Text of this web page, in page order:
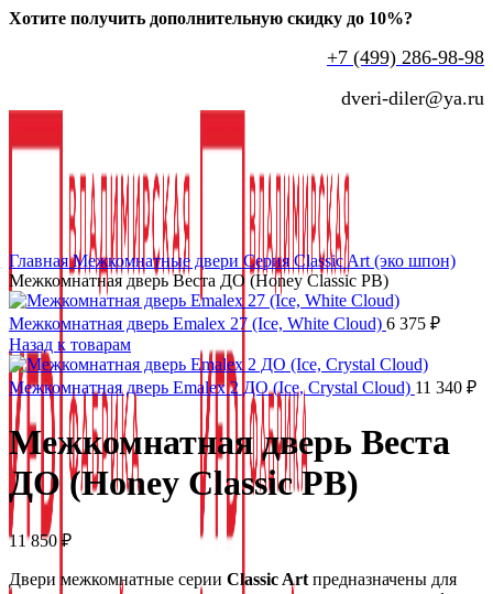
Хотите получить дополнительную скидку до 10%?
+7 (499) 286-98-98
dveri-diler@ya.ru
Нажмите, чтобы увеличить
ГлавнаяМежкомнатные двери Серия Classic Art (эко шпон)
Межкомнатная дверь Веста ДО (Honey Classic PB)
Межкомнатная дверь Emalex 27 (Ice, White Cloud) 6 375 ₽
Назад к товарам
Межкомнатная дверь Emalex 2 ДО (Ice, Crystal Cloud) 11 340 ₽
Межкомнатная дверь Веста
ДО (Honey Classic PB)
11 850 ₽
Двери межкомнатные серии Classic Art предназначены для